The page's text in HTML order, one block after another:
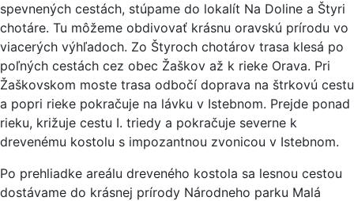
spevnených cestách, stúpame do lokalít Na Doline a Štyri
chotáre. Tu môžeme obdivovať krásnu oravskú prírodu vo
viacerých výhľadoch. Zo Štyroch chotárov trasa klesá po
poľných cestách cez obec Žaškov až k rieke Orava. Pri
Žaškovskom moste trasa odbočí doprava na štrkovú cestu
a popri rieke pokračuje na lávku v Istebnom. Prejde ponad
rieku, križuje cestu I. triedy a pokračuje severne k
drevenému kostolu s impozantnou zvonicou v Istebnom.
Po prehliadke areálu dreveného kostola sa lesnou cestou
dostávame do krásnej prírody Národneho parku Malá